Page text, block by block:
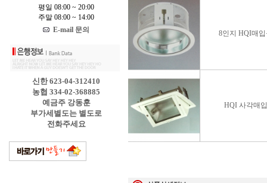
평일 08:00 ~ 20:00
주말 08:00 ~ 14:00
E-mail 문의
신한 623-04-312410
농협 334-02-368885
예금주 강동훈
부가세별도는 별도로
전화주세요
8인지 HQI매
HQI 사각매입